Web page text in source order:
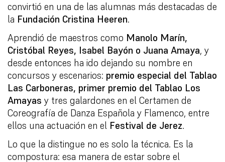
convirtió en una de las alumnas más destacadas de
la Fundación Cristina Heeren.
Aprendió de maestros como Manolo Marín,
Cristóbal Reyes, Isabel Bayón o Juana Amaya, y
desde entonces ha ido dejando su nombre en
concursos y escenarios: premio especial del Tablao
Las Carboneras, primer premio del Tablao Los
Amayas y tres galardones en el Certamen de
Coreografía de Danza Española y Flamenco, entre
ellos una actuación en el Festival de Jerez.
Lo que la distingue no es solo la técnica. Es la
compostura: esa manera de estar sobre el